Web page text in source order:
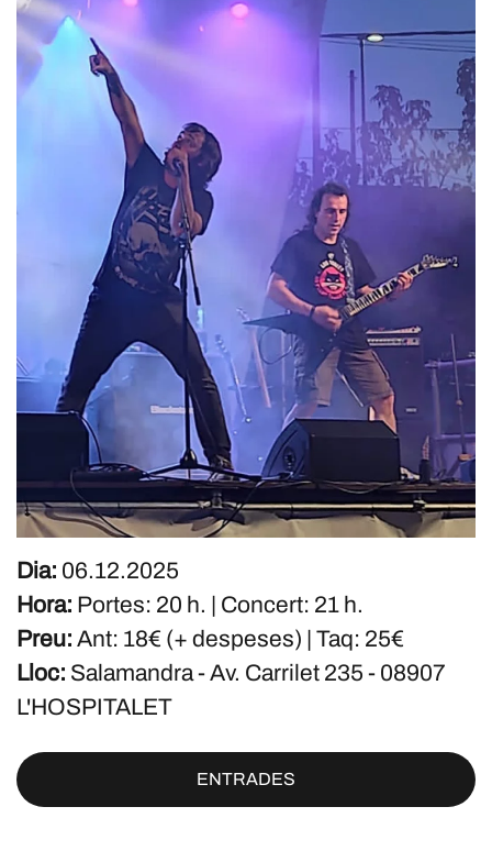
Dia: 06.12.2025
Hora: Portes: 20 h. | Concert: 21 h.
Preu: Ant: 18€ (+ despeses) | Taq: 25€
Lloc: Salamandra - Av. Carrilet 235 - 08907
L'HOSPITALET
ENTRADES